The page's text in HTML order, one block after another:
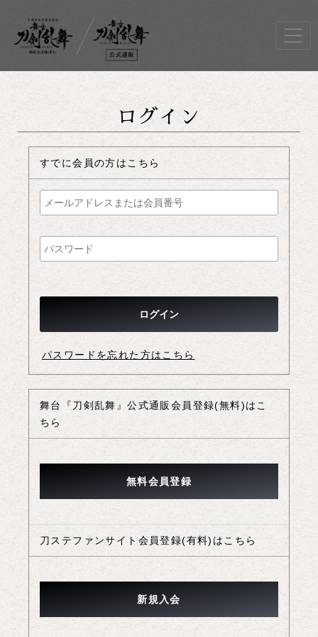
ログイン
すでに会員の方はこちら
パスワードを忘れた方はこちら
舞台『刀剣乱舞』公式通販会員登録(無料)はこ
ちら
刀ステファンサイト会員登録(有料)はこちら